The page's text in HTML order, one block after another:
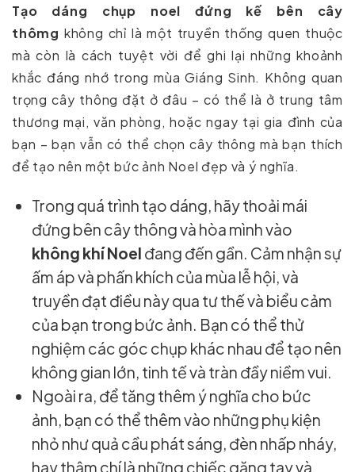
Tạo dáng chụp noel đứng kế bên cây
thômg không chỉ là một truyền thống quen thuộc
mà còn là cách tuyệt vời để ghi lại những khoảnh
khắc đáng nhớ trong mùa Giáng Sinh. Không quan
trọng cây thông đặt ở đâu – có thể là ở trung tâm
thương mại, văn phòng, hoặc ngay tại gia đình của
bạn – bạn vẫn có thể chọn cây thông mà bạn thích
để tạo nên một bức ảnh Noel đẹp và ý nghĩa.
Trong quá trình tạo dáng, hãy thoải mái
đứng bên cây thông và hòa mình vào
không khí Noel đang đến gần. Cảm nhận sự
ấm áp và phấn khích của mùa lễ hội, và
truyền đạt điều này qua tư thế và biểu cảm
của bạn trong bức ảnh. Bạn có thể thử
nghiệm các góc chụp khác nhau để tạo nên
không gian lớn, tinh tế và tràn đầy niềm vui.
Ngoài ra, để tăng thêm ý nghĩa cho bức
ảnh, bạn có thể thêm vào những phụ kiện
nhỏ như quả cầu phát sáng, đèn nhấp nháy,
hay thậm chí là những chiếc găng tay và